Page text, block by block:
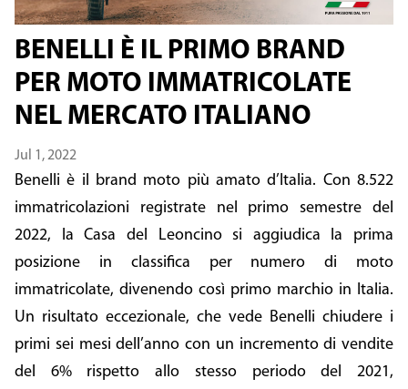
BENELLI È IL PRIMO BRAND
PER MOTO IMMATRICOLATE
NEL MERCATO ITALIANO
Jul 1, 2022
Benelli è il brand moto più amato d’Italia. Con 8.522
immatricolazioni registrate nel primo semestre del
2022, la Casa del Leoncino si aggiudica la prima
posizione in classifica per numero di moto
immatricolate, divenendo così primo marchio in Italia.
Un risultato eccezionale, che vede Benelli chiudere i
primi sei mesi dell’anno con un incremento di vendite
del 6% rispetto allo stesso periodo del 2021,